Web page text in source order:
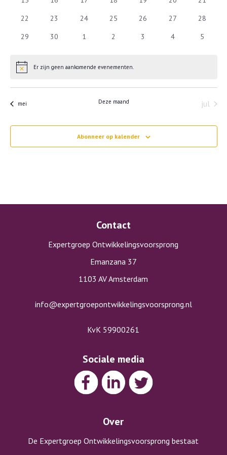
0
22
0
23
0
24
0
25
0
26
0
27
0
28
0
29
0
30
01
0
2
0
3
0
4
0
5
Bericht Er zijn geen aankomende evenementen.
mei Deze maand jul
Abonneer op kalender
Contact
Expertgroep Ontwikkelingsvoorsprong
Emanzana 37
1103 AV Amsterdam
info@expertgroepontwikkelingsvoorsprong.nl
KvK 59900261
Sociale media
Over
De Expertgroep Ontwikkelingsvoorsprong bestaat